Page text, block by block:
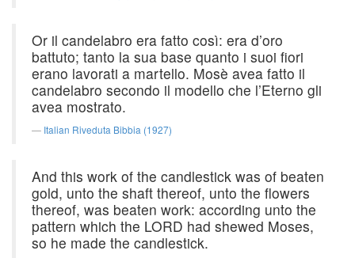
Or il candelabro era fatto così: era d’oro
battuto; tanto la sua base quanto i suoi fiori
erano lavorati a martello. Mosè avea fatto il
candelabro secondo il modello che l’Eterno gli
avea mostrato.
Italian Riveduta Bibbia (1927)
And this work of the candlestick was of beaten
gold, unto the shaft thereof, unto the flowers
thereof, was beaten work: according unto the
pattern which the LORD had shewed Moses,
so he made the candlestick.